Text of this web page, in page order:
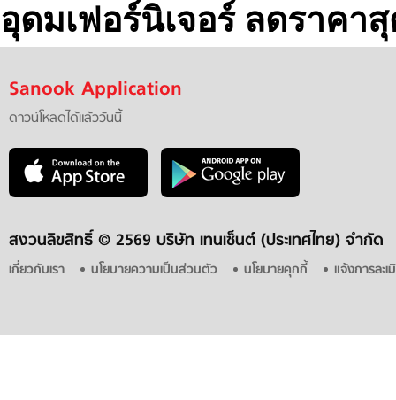
อุดมเฟอร์นิเจอร์ ลดราคา
Sanook Application
ดาวน์โหลดได้แล้ววันนี้
สงวนลิขสิทธิ์ © 2569 บริษัท เทนเซ็นต์ (ประเทศไทย) จำกัด
เกี่ยวกับเรา นโยบายความเป็นส่วนตัว นโยบายคุกกี้ แจ้งการละ